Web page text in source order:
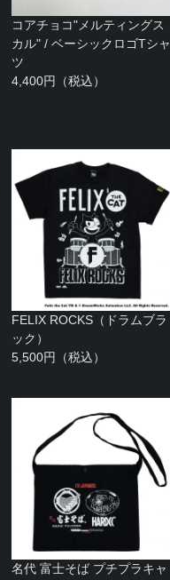
コアチョコ"メルティングス
カル" / ベーシックロゴTシャ
ツ
4,400円（税込）
FELIX ROCKS（ドラムブラ
ック）
5,500円（税込）
名代 富士そば プチプラキャ